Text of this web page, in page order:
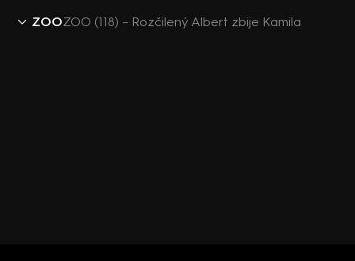
ZOOZOO (118) – Rozčilený Albert zbije Kamila